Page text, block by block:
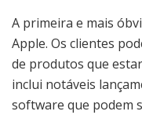
A primeira e mais
Apple. Os clientes
de produtos que
inclui notáveis
software que podem